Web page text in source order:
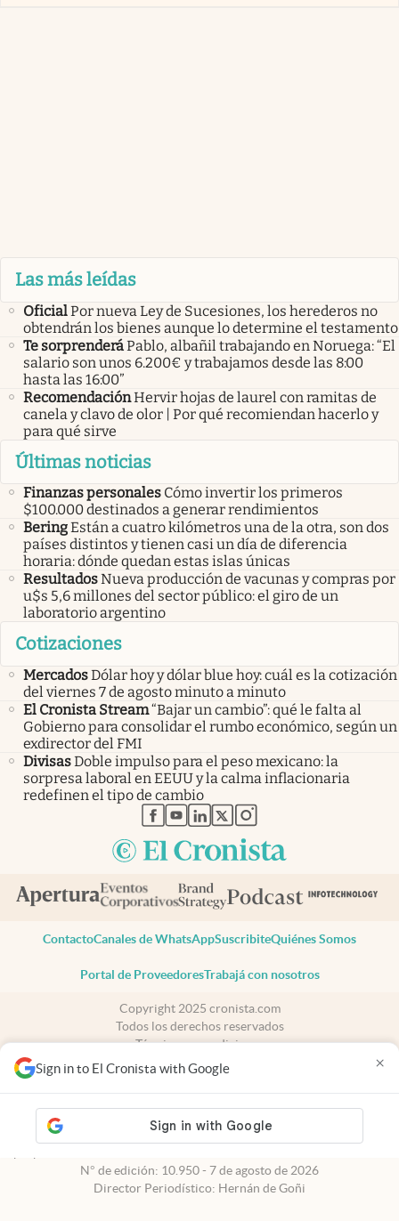
Sign in to El Cronista with Google ×
Las más leídas
OficialPor nueva Ley de Sucesiones, los herederos no
obtendrán los bienes aunque lo determine el testamento
Te sorprenderáPablo, albañil trabajando en Noruega: “El
salario son unos 6.200€ y trabajamos desde las 8:00
hasta las 16:00”
RecomendaciónHervir hojas de laurel con ramitas de
canela y clavo de olor | Por qué recomiendan hacerlo y
para qué sirve
Últimas noticias
Finanzas personales Cómo invertir los primeros
$100.000 destinados a generar rendimientos
BeringEstán a cuatro kilómetros una de la otra, son dos
países distintos y tienen casi un día de diferencia
horaria: dónde quedan estas islas únicas
ResultadosNueva producción de vacunas y compras por
u$s 5,6 millones del sector público: el giro de un
laboratorio argentino
Cotizaciones
MercadosDólar hoy y dólar blue hoy: cuál es la cotización
del viernes 7 de agosto minuto a minuto
El Cronista Stream“Bajar un cambio”: qué le falta al
Gobierno para consolidar el rumbo económico, según un
exdirector del FMI
DivisasDoble impulso para el peso mexicano: la
sorpresa laboral en EEUU y la calma inflacionaria
redefinen el tipo de cambio
abre en nueva pestaña
abre en nueva pestaña
abre en nueva pestaña
abre en nueva pestaña
abre en nueva pestaña
ContactoCanales de WhatsAppSuscribiteQuiénes Somos
Portal de ProveedoresTrabajá con nosotros
Copyright 2025 cronista.com
Todos los derechos reservados
Términos y condiciones
Privacidad
Consentimiento
cronista.com
es propiedad de El Cronista Comercial S.A Registro de
N° de edición: 10.950 - 7 de agosto de 2026
Director Periodístico: Hernán de Goñi